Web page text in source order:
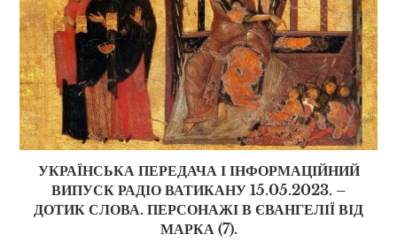
УКРАЇНСЬКА ПЕРЕДАЧА І ІНФОРМАЦІЙНИЙ
ВИПУСК РАДІО ВАТИКАНУ 15.05.2023. –
ДОТИК СЛОВА. ПЕРСОНАЖІ В ЄВАНГЕЛІЇ ВІД
МАРКА (7).